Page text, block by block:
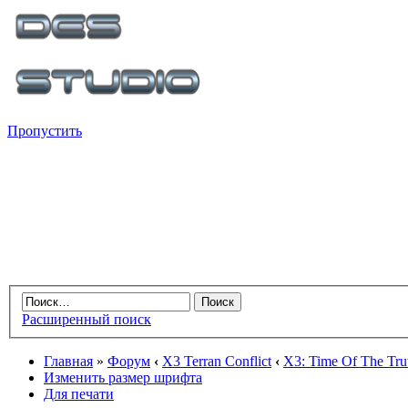
Пропустить
Расширенный поиск
Главная » Форум ‹ X3 Terran Conflict ‹ X3: Time Of The
Изменить размер шрифта
Для печати